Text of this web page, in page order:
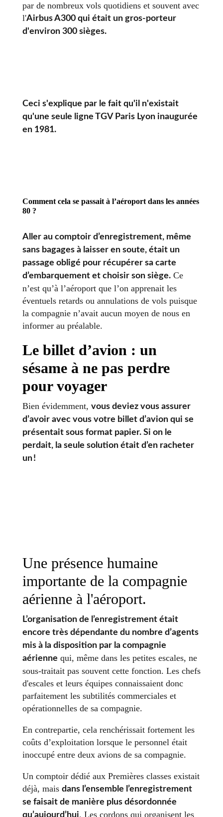
par de nombreux vols quotidiens et souvent avec
l'Airbus A300 qui était un gros-porteur
d'environ 300 sièges.
Ceci s'explique par le fait qu'il n'existait
qu'une seule ligne TGV Paris Lyon inaugurée
en 1981.
Comment cela se passait à l’aéroport dans les années
80 ?
Aller au comptoir d’enregistrement, même
sans bagages à laisser en soute, était un
passage obligé pour récupérer sa carte
d’embarquement et choisir son siège.Ce
n’est qu’à l’aéroport que l’on apprenait les
éventuels retards ou annulations de vols puisque
la compagnie n’avait aucun moyen de nous en
informer au préalable.
Le billet d’avion : un
sésame à ne pas perdre
pour voyager
Bien évidemment, vous deviez vous assurer
d’avoir avec vous votre billet d’avion qui se
présentait sous format papier. Si on le
perdait, la seule solution était d’en racheter
un !
Une présence humaine
importante de la compagnie
aérienne à l'aéroport.
L’organisation de l’enregistrement était
encore très dépendante du nombre d’agents
mis à la disposition par la compagnie
aérienne qui, même dans les petites escales, ne
sous-traitait pas souvent cette fonction. Les chefs
d'escales et leurs équipes connaissaient donc
parfaitement les subtilités commerciales et
opérationnelles de sa compagnie.
En contrepartie, cela renchérissait fortement les
coûts d’exploitation lorsque le personnel était
inoccupé entre deux avions de sa compagnie.
Un comptoir dédié aux Premières classes existait
déjà, mais dans l’ensemble l’enregistrement
se faisait de manière plus désordonnée
qu’aujourd’hui. Les cordons qui organisent les